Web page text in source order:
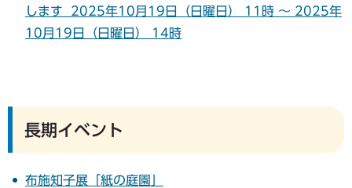
します 2025年10月19日（日曜日） 11時 ～ 2025年
10月19日（日曜日） 14時
長期イベント
布施知子展「紙の庭園」